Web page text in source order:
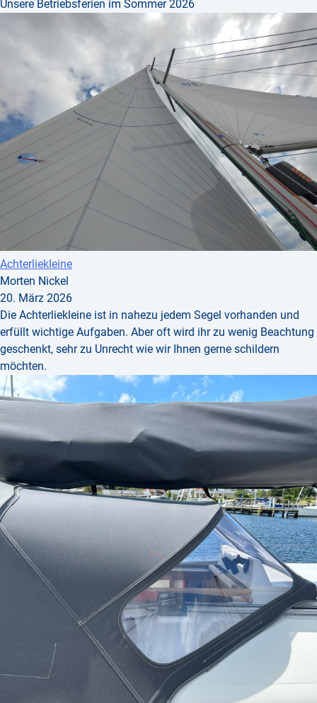
Unsere Betriebsferien im Sommer 2026
Achterliekleine
Morten Nickel
20. März 2026
Die Achterliekleine ist in nahezu jedem Segel vorhanden und
erfüllt wichtige Aufgaben. Aber oft wird ihr zu wenig Beachtung
geschenkt, sehr zu Unrecht wie wir Ihnen gerne schildern
möchten.